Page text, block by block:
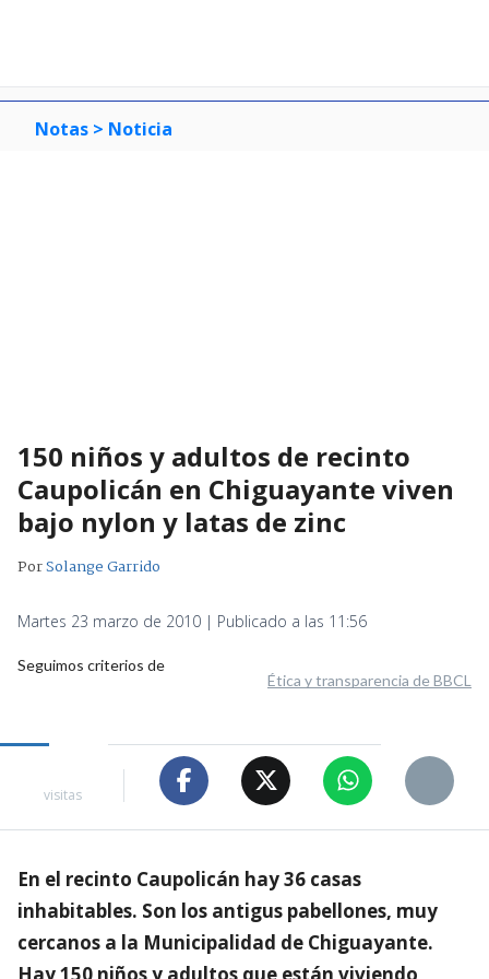
Notas > Noticia
150 niños y adultos de recinto
Caupolicán en Chiguayante viven
bajo nylon y latas de zinc
PorSolange Garrido
Martes 23 marzo de 2010 | Publicado a las 11:56
Seguimos criterios de
Ética y transparencia de BBCL
visitas
En el recinto Caupolicán hay 36 casas
inhabitables. Son los antigus pabellones, muy
cercanos a la Municipalidad de Chiguayante.
Hay 150 niños y adultos que están viviendo